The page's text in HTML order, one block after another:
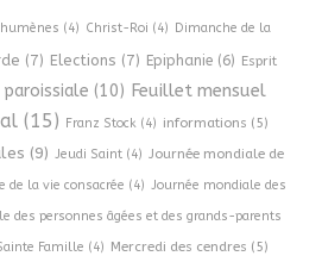
(4) Christ-Roi (4) Dimanche de la
(7) Elections (7) Epiphanie (6) Esprit
(10) Feuillet mensuel
(15) Franz Stock (4) informations (5)
(9) Jeudi Saint (4) Journée mondiale de
de la vie consacrée (4) Journée mondiale des
des personnes âgées et des grands-parents
Famille (4) Mercredi des cendres (5)